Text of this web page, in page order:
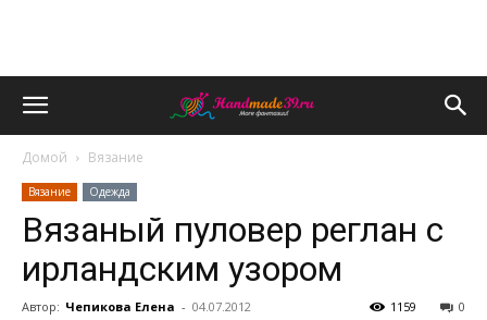
Домой Вязание
Вязание Одежда
Вязаный пуловер реглан с
ирландским узором
Автор: Чепикова Елена - 04.07.2012 0
1159